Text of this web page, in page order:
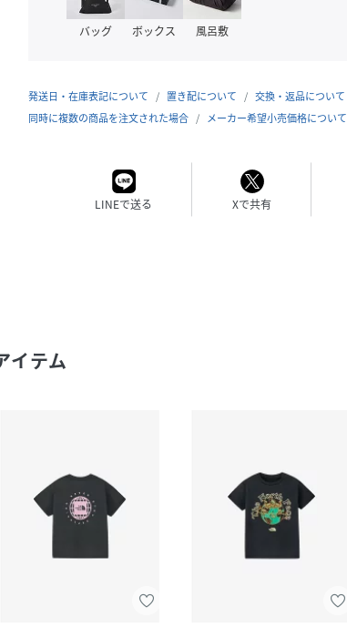
バッグ ボックス 風呂敷
発送日・在庫表記について 置き配について
交換・返品について
同時に複数の商品を注文された場合
メーカー希望小売価格について
LINEで送る Xで共有
イテム